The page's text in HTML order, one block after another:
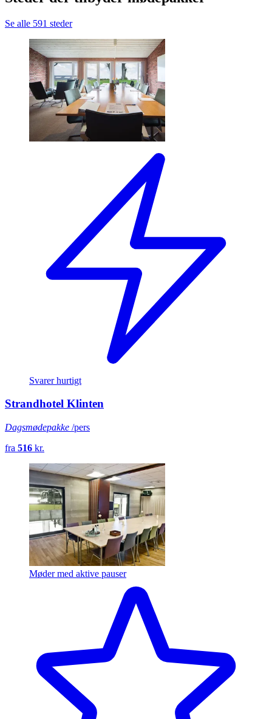
Se alle 591 steder
Svarer hurtigt
Strandhotel Klinten
Dagsmødepakke /pers
fra 516 kr.
Møder med aktive pauser